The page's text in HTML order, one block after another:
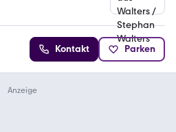
Kontakt Parken